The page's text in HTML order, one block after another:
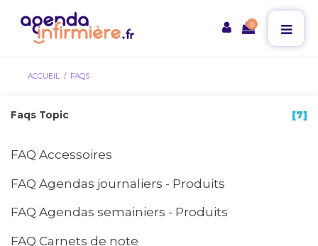
0
ACCUEIL FAQS
Faqs Topic [7]
FAQ Accessoires
FAQ Agendas journaliers - Produits
FAQ Agendas semainiers - Produits
FAQ Carnets de note